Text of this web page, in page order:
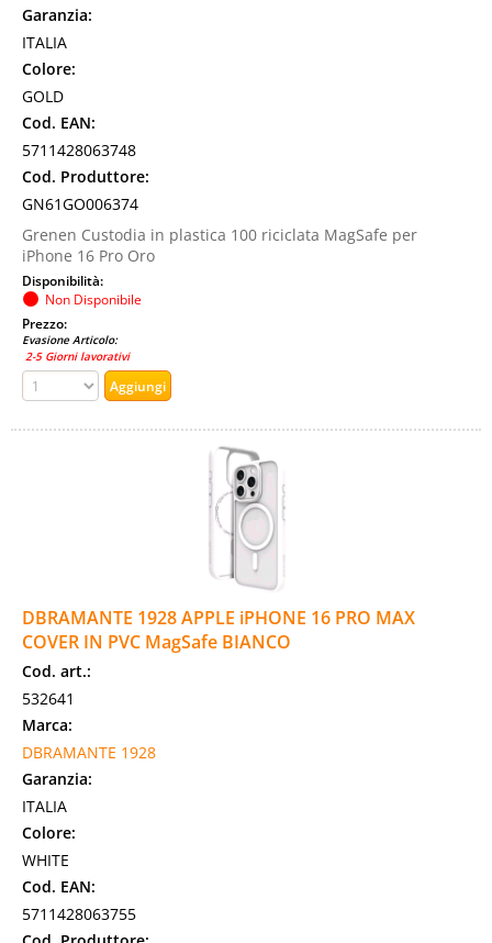
Garanzia:
ITALIA
Colore:
GOLD
Cod. EAN:
5711428063748
Cod. Produttore:
GN61GO006374
Grenen Custodia in plastica 100 riciclata MagSafe per
iPhone 16 Pro Oro
Disponibilità:
Non Disponibile
Prezzo:
Evasione Articolo:
2-5 Giorni lavorativi
DBRAMANTE 1928 APPLE iPHONE 16 PRO MAX
COVER IN PVC MagSafe BIANCO
Cod. art.:
532641
Marca:
DBRAMANTE 1928
Garanzia:
ITALIA
Colore:
WHITE
Cod. EAN:
5711428063755